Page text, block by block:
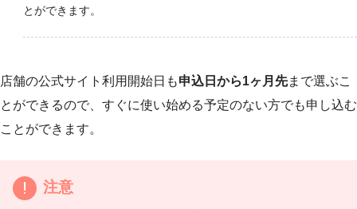
とができます。
店舗の公式サイト利用開始日も申込日から1ヶ月先まで選ぶこ
とができるので、すぐに使い始める予定のない方でも申し込む
ことができます。
注意